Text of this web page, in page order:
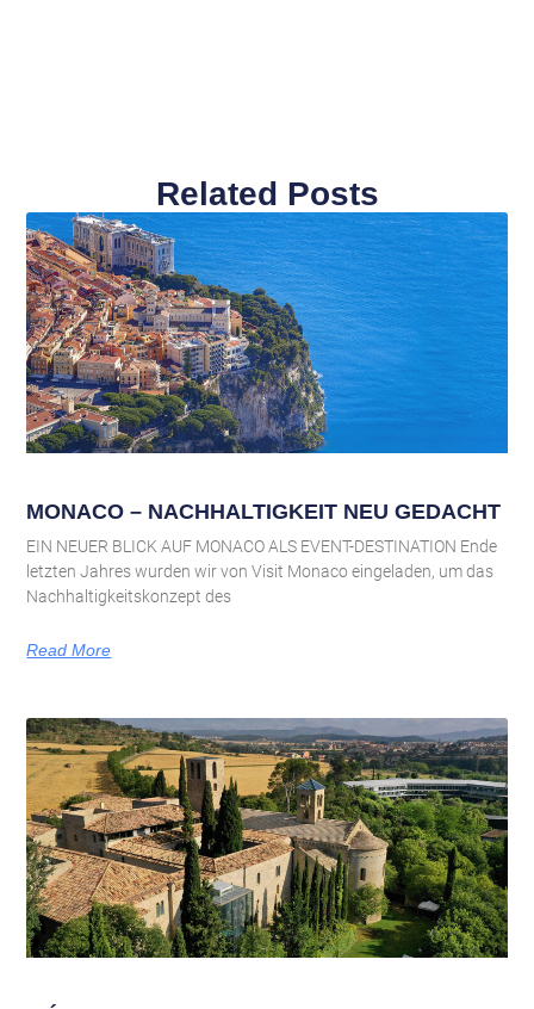
Related Posts
MONACO – NACHHALTIGKEIT NEU GEDACHT
EIN NEUER BLICK AUF MONACO ALS EVENT-DESTINATION Ende
letzten Jahres wurden wir von Visit Monaco eingeladen, um das
Nachhaltigkeitskonzept des
Read More